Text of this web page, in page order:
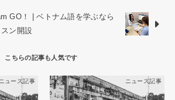
GO！ | ベトナム語を学ぶなら
ン開設
ニュース記事 ニュース記事